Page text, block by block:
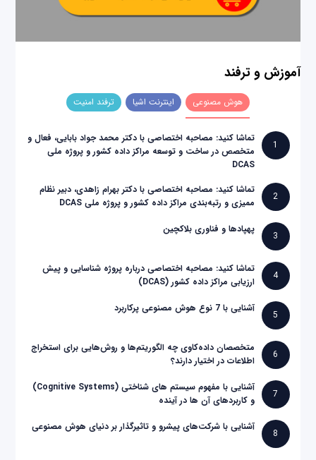
آموزش و ترفند
هوش مصنوعی اینترنت اشیا ترفند امنیت
1
تماشا کنید: مصاحبه اختصاصی با دکتر محمد جواد بابایی، فعال و
متخصص در ساخت و توسعه مراکز داده کشور و پروژه ملی
DCAS
2
تماشا کنید: مصاحبه اختصاصی با دکتر بهرام زاهدی، دبیر نظام
ممیزی و رتبه‌بندی مراکز داده کشور و پروژه ملی DCAS
3
پهپادها و فناوری بلاکچین
4
تماشا کنید: مصاحبه اختصاصی درباره پروژه شناسایی و پیش
ارزیابی مراکز داده کشور (DCAS)
5
آشنایی با 7 نوع هوش مصنوعی پرکاربرد
6
متخصصان داده‌کاوی چه الگوریتم‌ها و روش‌هایی برای استخراج
اطلاعات در اختیار دارند؟
7
آشنایی با مفهوم سیستم های شناختی (Cognitive Systems)
و کاربردهای آن ها در آینده
8
آشنایی با شرکت‌های پیشرو و تاثیرگذار بر دنیای هوش مصنوعی